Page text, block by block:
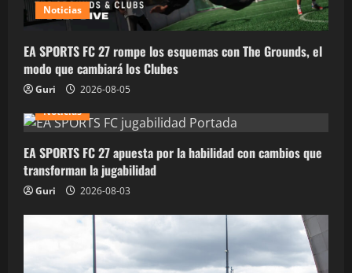
Noticias
EA SPORTS FC 27 rompe los esquemas con The Grounds, el
modo que cambiará los Clubes
Guri
2026-08-05
Noticias
EA SPORTS FC 27 apuesta por la habilidad con cambios que
transforman la jugabilidad
Guri 2026-08-03